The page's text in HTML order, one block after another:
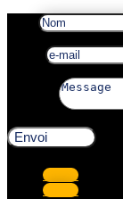
Envoi
Suivre
Suivre